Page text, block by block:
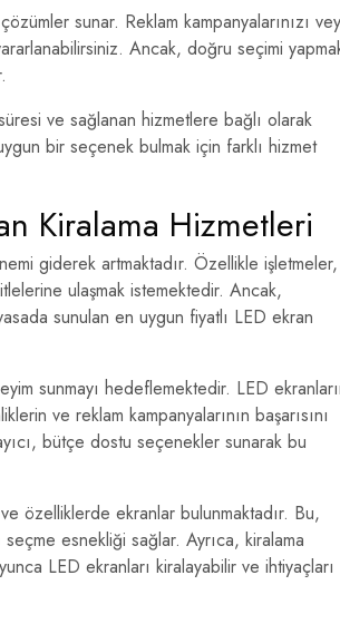
sunar. Reklam kampanyalarınızı
Ancak, doğru seçimi
ve sağlanan hizmetlere bağlı olarak
bir seçenek bulmak için farklı hizmet
Kiralama Hizmetleri
giderek artmaktadır. Özellikle işletmeler,
ulaşmak istemektedir. Ancak,
sunulan en uygun fiyatlı LED ekran
sunmayı hedeflemektedir. LED
ve reklam kampanyalarının başarısını
bütçe dostu seçenekler sunarak bu
özelliklerde ekranlar bulunmaktadır. Bu,
esnekliği sağlar. Ayrıca, kiralama
LED ekranları kiralayabilir ve ihtiyaçları